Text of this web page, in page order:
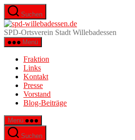
Zum
Inhalt
springen
Suchen
spd-
willebadessen.de
SPD-Ortsverein Stadt Willebadessen
Menü
Fraktion
Links
Kontakt
Presse
Vorstand
Blog-Beiträge
Menü
Suchen